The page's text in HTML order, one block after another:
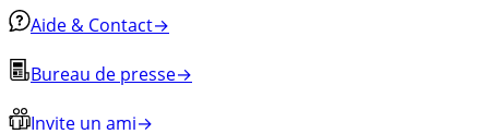
Aide & Contact→
Bureau de presse→
Invite un ami→